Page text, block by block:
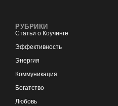
РУБРИКИ
Статьи о Коучинге
Эффективность
Энергия
Коммуникация
Богатство
Любовь